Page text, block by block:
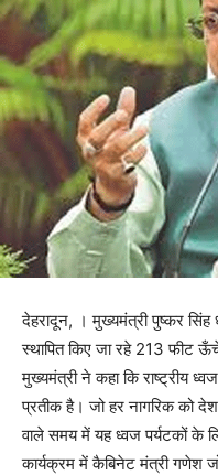
देहरादून, । मुख्यमंत्री पुष्कर सिंह
स्थापित किए जा रहे 213 फीट
मुख्यमंत्री ने कहा कि राष्ट्रीय
प्रतीक है। जो हर नागरिक को
वाले समय में यह ध्वज पर्यटकों के
कार्यक्रम में कैबिनेट मंत्री गणेश